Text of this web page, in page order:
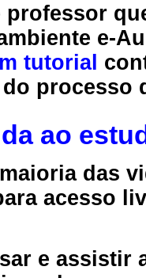
professor
e-
tutorial
processo
ao
das
acesso
e assistir